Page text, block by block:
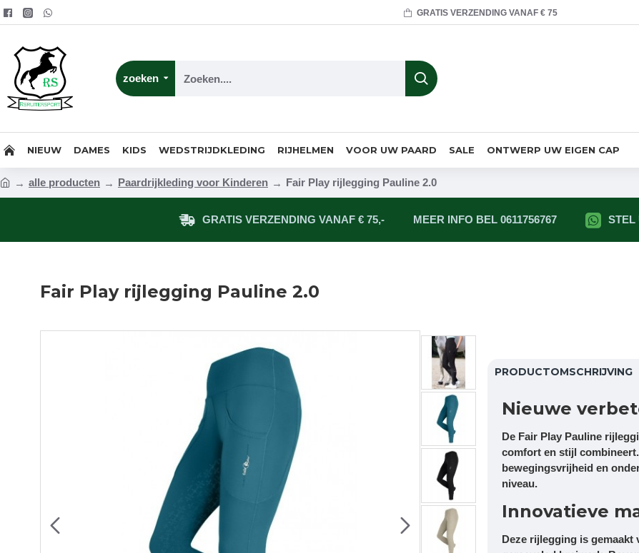
GRATIS VERZENDING VANAF € 75
zoeken
NIEUW DAMES KIDS WEDSTRIJDKLEDING RIJHELMEN VOOR UW PAARD SALE ONTWERP UW EIGEN CAP
alle producten Paardrijkleding voor Kinderen Fair Play rijlegging Pauline 2.0
GRATIS VERZENDING VANAF € 75,- MEER INFO BEL 0611756767 STEL
Fair Play rijlegging Pauline 2.0
PRODUCTOMSCHRIJVING
Nieuwe
De Fair Play Pauline
comfort en stijl
bewegingsvrijheid en
niveau.
Innovatieve
Deze rijlegging is gemaakt